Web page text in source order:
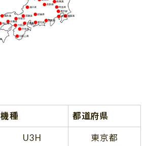
機種 都道府県
U3H 東京都